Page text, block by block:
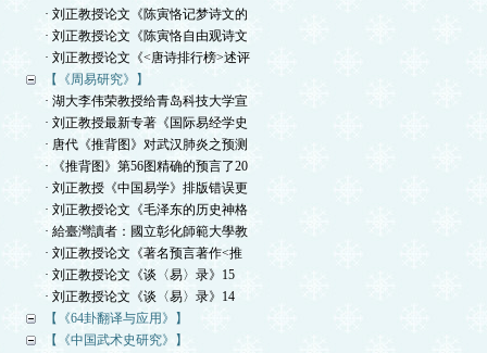
· 刘正教授论文《陈寅恪记梦诗文的
· 刘正教授论文《陈寅恪自由观诗文
· 刘正教授论文《<唐诗排行榜>述评
【《周易研究》】
· 湖大李伟荣教授给青岛科技大学宣
· 刘正教授最新专著《国际易经学史
· 唐代《推背图》对武汉肺炎之预测
· 《推背图》第56图精确的预言了20
· 刘正教授《中国易学》排版错误更
· 刘正教授论文《毛泽东的历史神格
· 給臺灣讀者：國立彰化師範大學教
· 刘正教授论文《著名预言著作<推
· 刘正教授论文《谈〈易〉录》15
· 刘正教授论文《谈〈易〉录》14
【《64卦翻译与应用》】
【《中国武术史研究》】